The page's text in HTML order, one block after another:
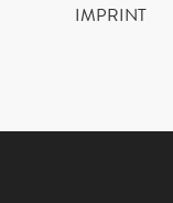
IMPRINT